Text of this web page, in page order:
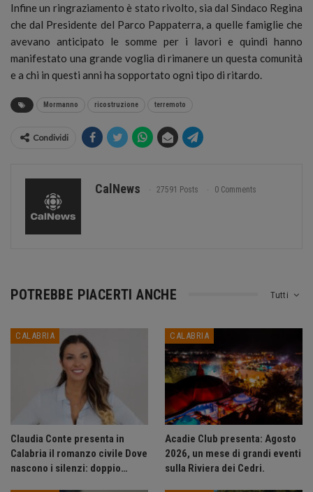
Infine un ringraziamento è stato rivolto, sia dal Sindaco Regina
che dal Presidente del Parco Pappaterra, a quelle famiglie che
avevano anticipato le somme per i lavori e quindi hanno
manifestato una grande voglia di rimanere un questa comunità
e a chi in questi anni ha sopportato ogni tipo di ritardo.
Mormanno ricostruzione terremoto
Condividi
CalNews 27591 Posts 0 Comments
Tutti
POTREBBE PIACERTI ANCHE
CALABRIA
Claudia Conte presenta in
Calabria il romanzo civile Dove
nascono i silenzi: doppio…
CALABRIA
Acadie Club presenta: Agosto
2026, un mese di grandi eventi
sulla Riviera dei Cedri.